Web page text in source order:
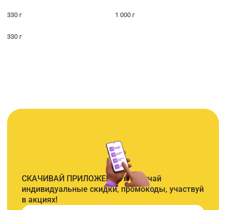
330 г 1 000 г
330 г
СКАЧИВАЙ ПРИЛОЖЕНИЕ и получай
индивидуальные скидки, промокоды, участвуй
в акциях!